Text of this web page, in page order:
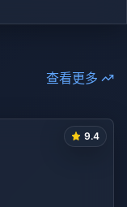
查看更多
9.4